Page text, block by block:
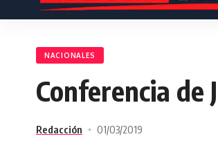
NACIONALES
Conferencia de
Redacción 01/03/2019